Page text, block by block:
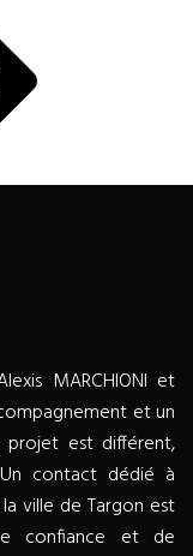
MARCHIONI et
et un
projet est différent,
contact dédié à
ville de Targon est
confiance et de